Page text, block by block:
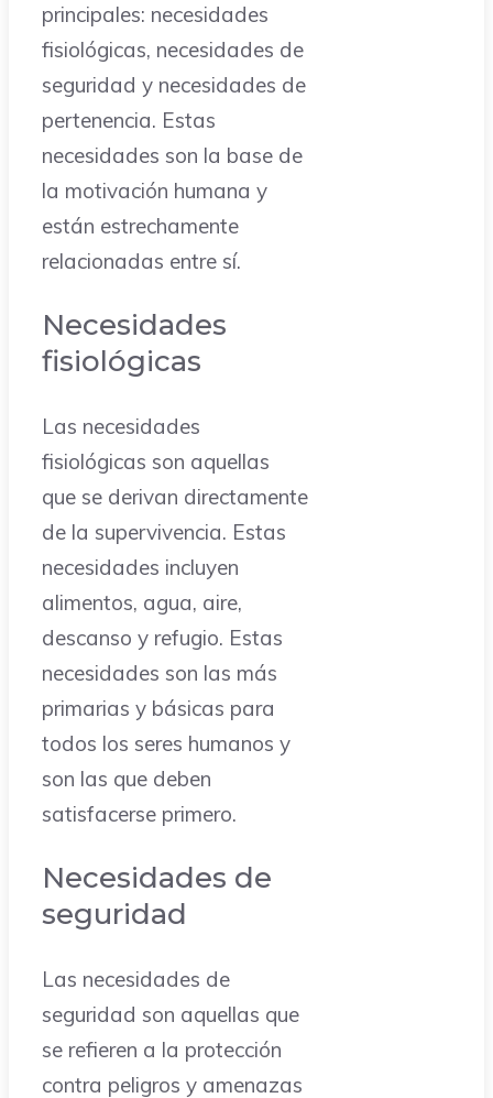
principales: necesidades
fisiológicas, necesidades de
seguridad y necesidades de
pertenencia. Estas
necesidades son la base de
la motivación humana y
están estrechamente
relacionadas entre sí.
Necesidades
fisiológicas
Las necesidades
fisiológicas son aquellas
que se derivan directamente
de la supervivencia. Estas
necesidades incluyen
alimentos, agua, aire,
descanso y refugio. Estas
necesidades son las más
primarias y básicas para
todos los seres humanos y
son las que deben
satisfacerse primero.
Necesidades de
seguridad
Las necesidades de
seguridad son aquellas que
se refieren a la protección
contra peligros y amenazas